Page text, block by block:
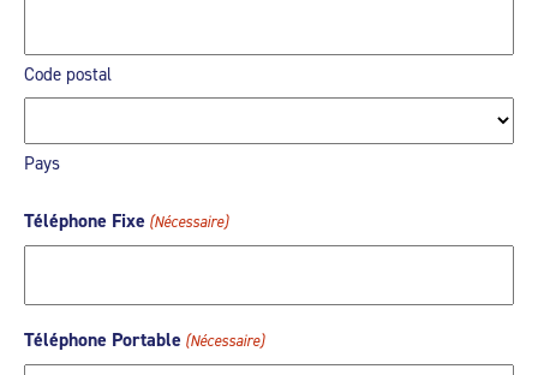
Code postal
Pays
Téléphone Fixe (Nécessaire)
Téléphone Portable (Nécessaire)